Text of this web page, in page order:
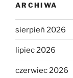
ARCHIWA
sierpień 2026
lipiec 2026
czerwiec 2026